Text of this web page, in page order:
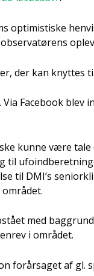
opti­mi­sti­ske
der kan knyt­tes
Face­book blev
kun­ne være
til
til DMI’s
med
i områ­det.
for­år­sa­get af gl.